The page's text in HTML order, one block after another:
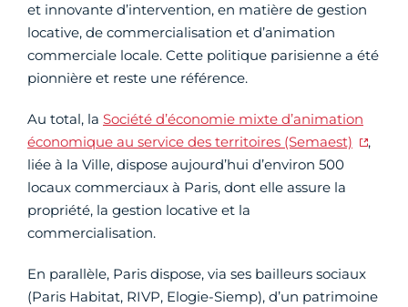
et innovante d’intervention, en matière de gestion
locative, de commercialisation et d’animation
commerciale locale. Cette politique parisienne a été
pionnière et reste une référence.
Au total, la Société d’économie mixte d’animation
économique au service des territoires (Semaest)
,
liée à la Ville, dispose aujourd’hui d’environ 500
locaux commerciaux à Paris, dont elle assure la
propriété, la gestion locative et la
commercialisation.
En parallèle, Paris dispose, via ses bailleurs sociaux
(Paris Habitat, RIVP, Elogie-Siemp), d’un patrimoine